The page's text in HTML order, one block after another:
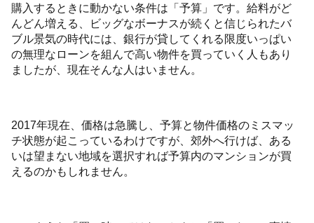
購入するときに動かない条件は「予算」です。給料がど
んどん増える、ビッグなボーナスが続くと信じられたバ
ブル景気の時代には、銀行が貸してくれる限度いっぱい
の無理なローンを組んで高い物件を買っていく人もあり
ましたが、現在そんな人はいません。
2017年現在、価格は急騰し、予算と物件価格のミスマッ
チ状態が起こっているわけですが、郊外へ行けば、ある
いは望まない地域を選択すれば予算内のマンションが買
えるのかもしれません。